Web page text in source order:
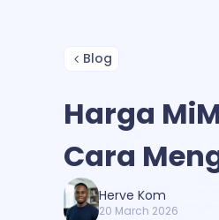
Blog
Harga
Cara
Herve Kom
20 March 2026